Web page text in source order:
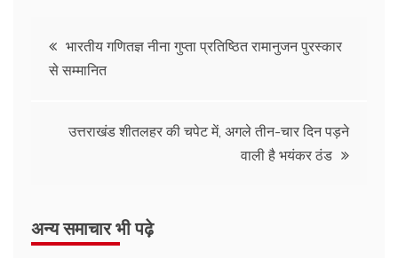
भारतीय गणितज्ञ नीना गुप्ता प्रतिष्ठित रामानुजन पुरस्कार
से सम्मानित
उत्तराखंड शीतलहर की चपेट में, अगले तीन-चार दिन पड़ने
वाली है भयंकर ठंड
अन्य समाचार भी पढ़े